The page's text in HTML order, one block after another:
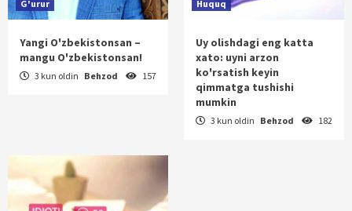
G'urur
Yangi O'zbekistonsan –
mangu O'zbekistonsan!
3 kun oldin Behzod 157
Huquq
Uy olishdagi eng katta
xato: uyni arzon
ko'rsatish keyin
qimmatga tushishi
mumkin
3 kun oldin Behzod 182